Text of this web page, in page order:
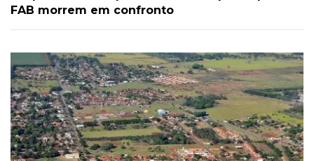
FAB morrem em confronto